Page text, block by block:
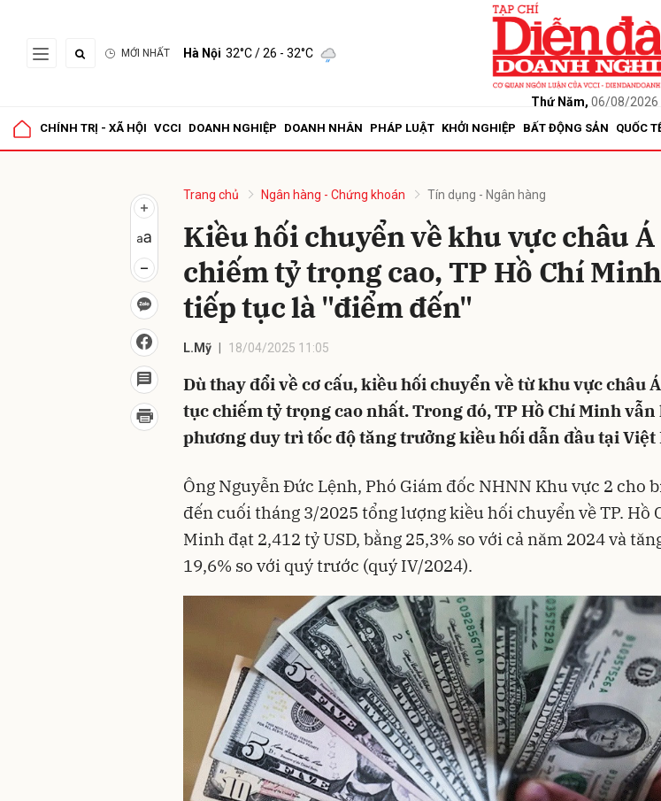
MỚI NHẤT Hà Nội 32°C/ 26 - 32°C
Thứ Năm, 06/08/2026
CHÍNH TRỊ - XÃ HỘI VCCI DOANH NGHIỆP DOANH NHÂN PHÁP LUẬT KHỞI NGHIỆP BẤT ĐỘNG SẢN QUỐC
Trang chủ Ngân hàng - Chứng khoán Tín dụng - Ngân hàng
Kiều hối chuyển về khu vực châu Á
chiếm tỷ trọng cao, TP Hồ Chí Minh
tiếp tục là "điểm đến"
L.Mỹ 18/04/2025 11:05
Dù thay đổi về cơ cấu, kiều hối chuyển về từ khu vực châu
tục chiếm tỷ trọng cao nhất. Trong đó, TP Hồ Chí Minh vẫn
phương duy trì tốc độ tăng trưởng kiều hối dẫn đầu tại Việt
Ông Nguyễn Đức Lệnh, Phó Giám đốc NHNN Khu vực 2 cho
đến cuối tháng 3/2025 tổng lượng kiều hối chuyển về TP. Hồ
Minh đạt 2,412 tỷ USD, bằng 25,3% so với cả năm 2024 và
19,6% so với quý trước (quý IV/2024).